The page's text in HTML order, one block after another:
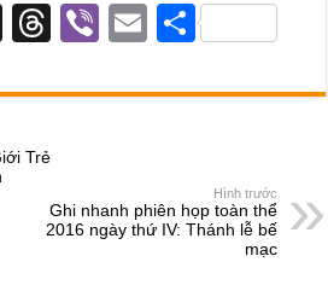
X
T
e
s
Vi
er
E
ail
S
ar
Trẻ
Hình trước
Ghi nhanh phiên họp toàn thể
2016 ngày thứ IV: Thánh lễ bế
mạc